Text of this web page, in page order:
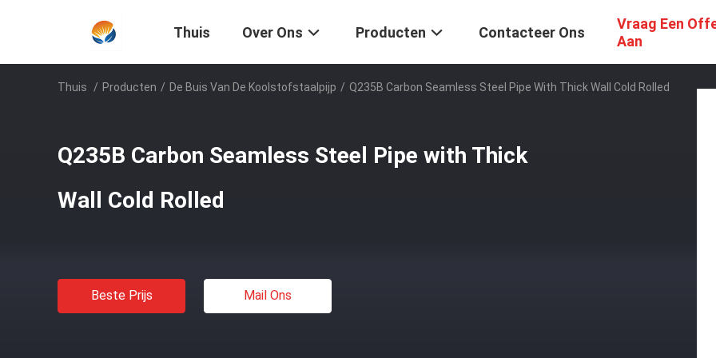
Thuis Over Ons Producten Contacteer Ons
Vraag Een
Aan
Thuis / Producten / De Buis Van De Koolstofstaalpijp / Q235B Carbon Seamless Steel Pipe With Thick Wall Cold Rolled
Q235B Carbon Seamless Steel Pipe with Thick
Wall Cold Rolled
Beste Prijs Mail Ons